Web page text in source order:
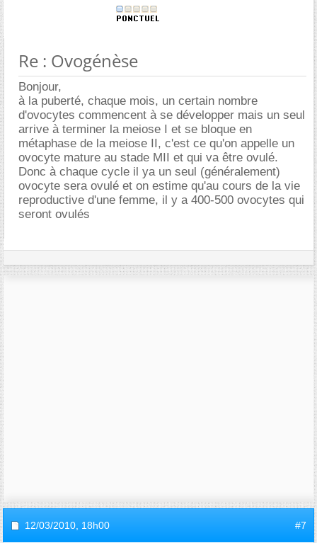
Re : Ovogénèse
Bonjour,
à la puberté, chaque mois, un certain nombre
d'ovocytes commencent à se développer mais un seul
arrive à terminer la meiose I et se bloque en
métaphase de la meiose II, c'est ce qu'on appelle un
ovocyte mature au stade MII et qui va être ovulé.
Donc à chaque cycle il ya un seul (généralement)
ovocyte sera ovulé et on estime qu'au cours de la vie
reproductive d'une femme, il y a 400-500 ovocytes qui
seront ovulés
12/03/2010, 18h00 #7